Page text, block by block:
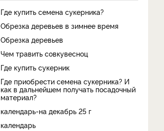
Где купить семена сукерника?
Обрезка деревьев в зимнее время
Обрезка деревьев
Чем травить совкувесноц
Где купить сукерник
Где приобрести семена сукерника? И
как в дальнейшем получать посадочный
материал?
календарь-на декабрь 25 г
календарь